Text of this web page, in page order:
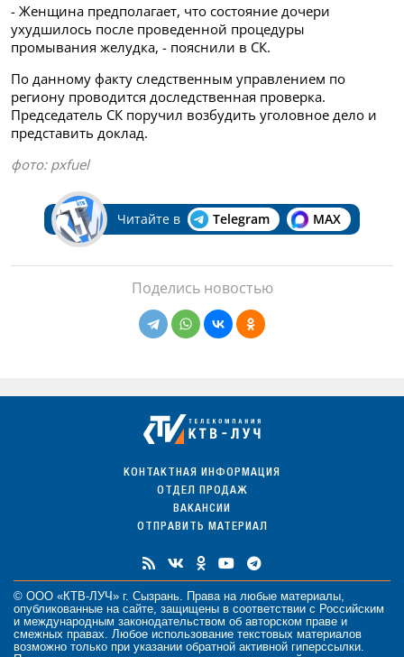
- Женщина предполагает, что состояние дочери
ухудшилось после проведенной процедуры
промывания желудка, - пояснили в СК.
По данному факту следственным управлением по
региону проводится доследственная проверка.
Председатель СК поручил возбудить уголовное дело и
представить доклад.
фото: pxfuel
Читайте в Telegram MAX
Поделись новостью
КОНТАКТНАЯ ИНФОРМАЦИЯ
ОТДЕЛ ПРОДАЖ
ВАКАНСИИ
ОТПРАВИТЬ МАТЕРИАЛ
© ООО «КТВ-ЛУЧ» г. Сызрань. Права на любые материалы
опубликованные на сайте, защищены в соответствии с Российским
и международным законодательством об авторском праве и
смежных правах. Любое использование текстовых материалов
возможно только при указании обратной активной гиперссылки.